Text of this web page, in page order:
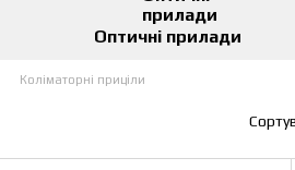
Оптичні прилади
Коліматорні приціли